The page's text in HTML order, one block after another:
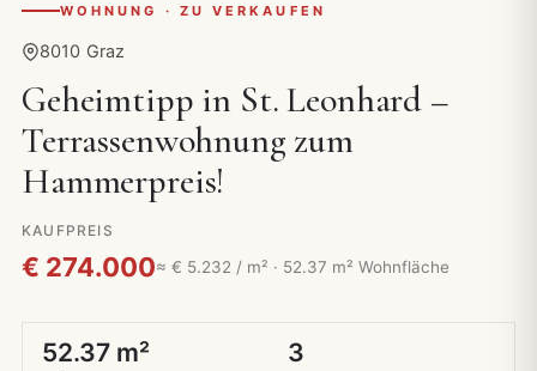
WOHNUNG · ZU VERKAUFEN
8010 Graz
Geheimtipp in St. Leonhard –
Terrassenwohnung zum
Hammerpreis!
KAUFPREIS
€ 274.000≈ € 5.232 / m² · 52.37 m² Wohnfläche
52.37 m² 3